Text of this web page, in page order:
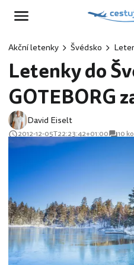
Akční letenky Švédsko
Letenky do
GOTEBORG
David Eiselt
2012-12-05T22:23:42+01:00 10